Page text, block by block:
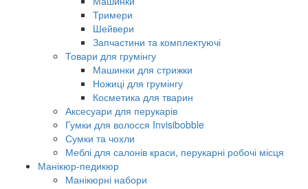
Тримери
Шейвери
Запчастини та комплектуючі
Товари для грумінгу
Машинки для стрижки
Ножиці для грумінгу
Косметика для тварин
Аксесуари для перукарів
Гумки для волосся Invisibobble
Сумки та чохли
Меблі для салонів краси, перукарні робочі місця
Манікюр-педикюр
Манікюрні набори